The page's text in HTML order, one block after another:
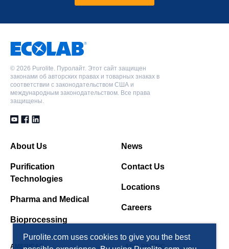
Purolite.com uses cookies to give you the best
© 2026 Purolite. Пуролайт. Этот сайт защищен
законами об авторских правах и товарных знаках в
соответствии с законодательством США и
международным законодательством. Все права
защищены.
About Us
Purification
Technologies
Pharma and Medical
Bioprocessing
News
Contact Us
Locations
Careers
AMERICAS ASIA PACIFIC